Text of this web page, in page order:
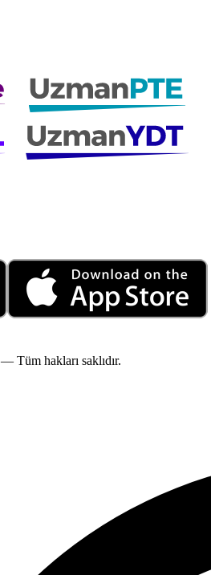
— Tüm hakları saklıdır.